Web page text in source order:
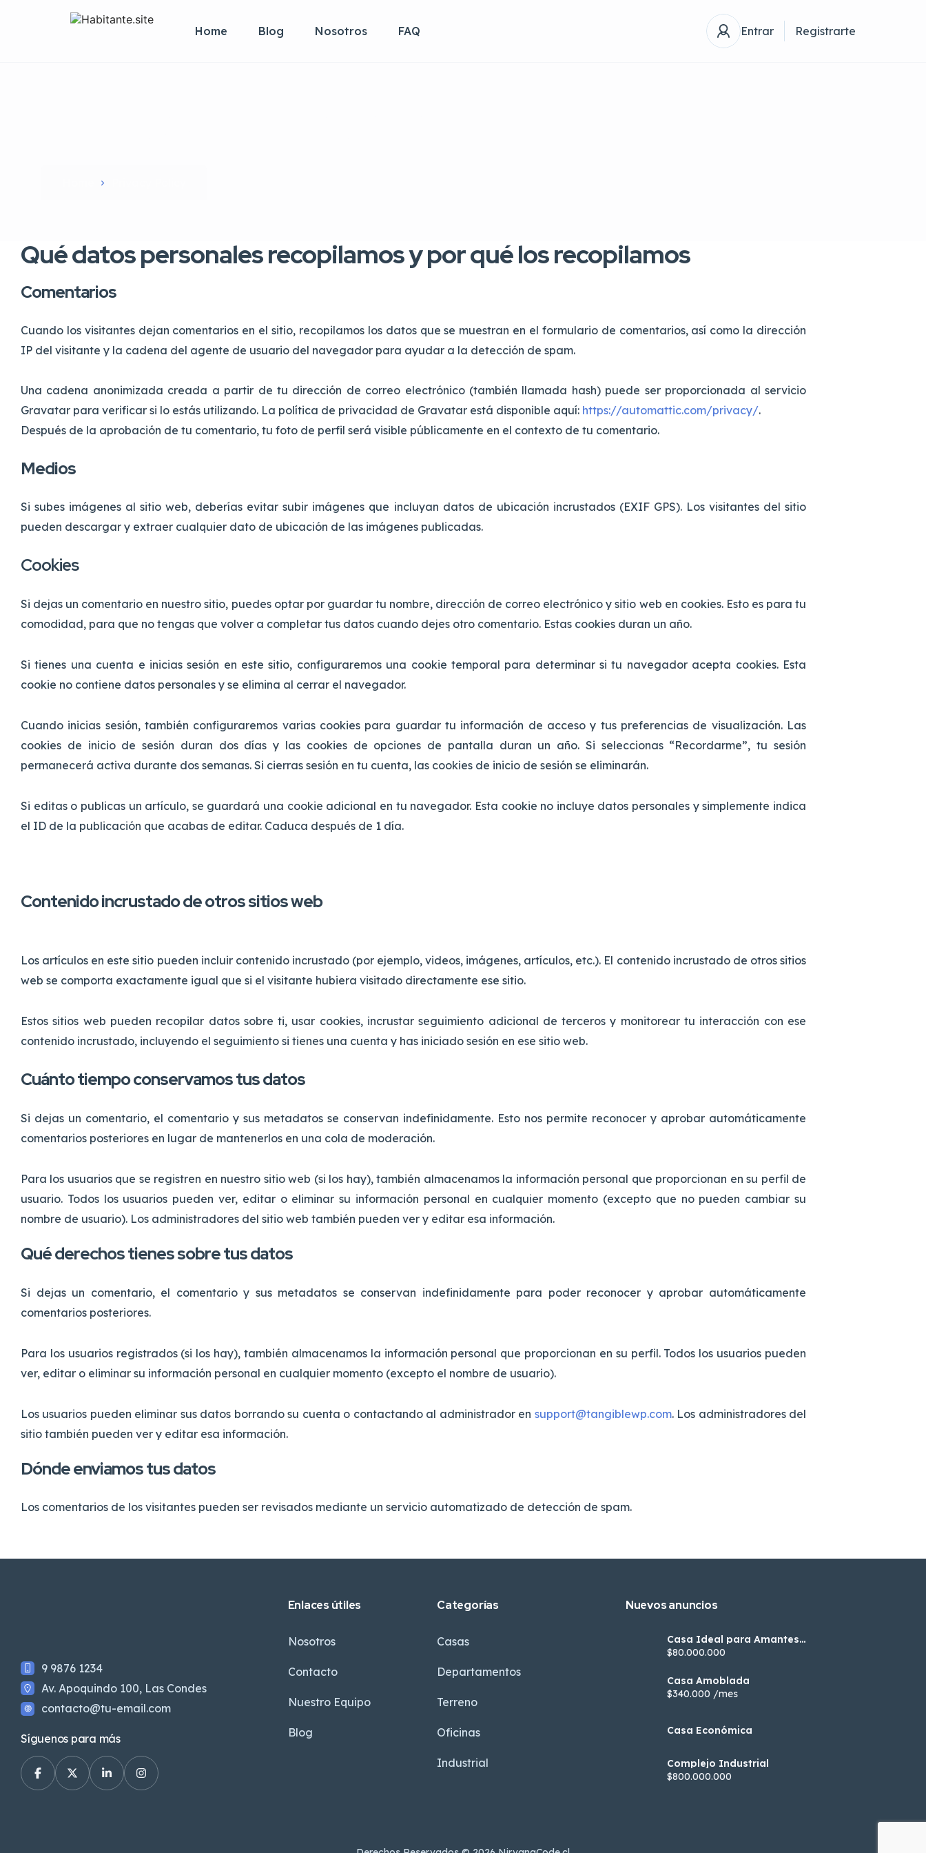
Home Blog Nosotros FAQ Entrar Registrarte
Qué datos personales recopilamos y por qué los recopilamos
Comentarios
Cuando los visitantes dejan comentarios en el sitio, recopilamos los datos que se muestran en el formulario de comentarios, así como la dirección
IP del visitante y la cadena del agente de usuario del navegador para ayudar a la detección de spam.
Una cadena anonimizada creada a partir de tu dirección de correo electrónico (también llamada hash) puede ser proporcionada al servicio
Gravatar para verificar si lo estás utilizando. La política de privacidad de Gravatar está disponible aquí: https://automattic.com/privacy/.
Después de la aprobación de tu comentario, tu foto de perfil será visible públicamente en el contexto de tu comentario.
Medios
Si subes imágenes al sitio web, deberías evitar subir imágenes que incluyan datos de ubicación incrustados (EXIF GPS). Los visitantes del sitio
pueden descargar y extraer cualquier dato de ubicación de las imágenes publicadas.
Cookies
Si dejas un comentario en nuestro sitio, puedes optar por guardar tu nombre, dirección de correo electrónico y sitio web en cookies. Esto es para tu
comodidad, para que no tengas que volver a completar tus datos cuando dejes otro comentario. Estas cookies duran un año.
Si tienes una cuenta e inicias sesión en este sitio, configuraremos una cookie temporal para determinar si tu navegador acepta cookies. Esta
cookie no contiene datos personales y se elimina al cerrar el navegador.
Cuando inicias sesión, también configuraremos varias cookies para guardar tu información de acceso y tus preferencias de visualización. Las
cookies de inicio de sesión duran dos días y las cookies de opciones de pantalla duran un año. Si seleccionas “Recordarme”, tu sesión
permanecerá activa durante dos semanas. Si cierras sesión en tu cuenta, las cookies de inicio de sesión se eliminarán.
Si editas o publicas un artículo, se guardará una cookie adicional en tu navegador. Esta cookie no incluye datos personales y simplemente indica
el ID de la publicación que acabas de editar. Caduca después de 1 día.
Contenido incrustado de otros sitios web
Los artículos en este sitio pueden incluir contenido incrustado (por ejemplo, videos, imágenes, artículos, etc.). El contenido incrustado de otros sitios
web se comporta exactamente igual que si el visitante hubiera visitado directamente ese sitio.
Estos sitios web pueden recopilar datos sobre ti, usar cookies, incrustar seguimiento adicional de terceros y monitorear tu interacción con ese
contenido incrustado, incluyendo el seguimiento si tienes una cuenta y has iniciado sesión en ese sitio web.
Cuánto tiempo conservamos tus datos
Si dejas un comentario, el comentario y sus metadatos se conservan indefinidamente. Esto nos permite reconocer y aprobar automáticamente
comentarios posteriores en lugar de mantenerlos en una cola de moderación.
Para los usuarios que se registren en nuestro sitio web (si los hay), también almacenamos la información personal que proporcionan en su perfil de
usuario. Todos los usuarios pueden ver, editar o eliminar su información personal en cualquier momento (excepto que no pueden cambiar su
nombre de usuario). Los administradores del sitio web también pueden ver y editar esa información.
Qué derechos tienes sobre tus datos
Si dejas un comentario, el comentario y sus metadatos se conservan indefinidamente para poder reconocer y aprobar automáticamente
comentarios posteriores.
Para los usuarios registrados (si los hay), también almacenamos la información personal que proporcionan en su perfil. Todos los usuarios pueden
ver, editar o eliminar su información personal en cualquier momento (excepto el nombre de usuario).
Los usuarios pueden eliminar sus datos borrando su cuenta o contactando al administrador en support@tangiblewp.com. Los administradores del
sitio también pueden ver y editar esa información.
Dónde enviamos tus datos
Los comentarios de los visitantes pueden ser revisados mediante un servicio automatizado de detección de spam.
9 9876 1234
Av. Apoquindo 100, Las Condes
contacto@tu-email.com
Síguenos para más
Enlaces útiles
Nosotros
Contacto
Nuestro Equipo
Blog
Categorías
Casas
Departamentos
Terreno
Oficinas
Industrial
Nuevos anuncios
Casa Ideal para Amantes
de la Naturaleza
$80.000.000
Casa Amoblada
$340.000 /mes
Casa Económica
Complejo Industrial
$800.000.000